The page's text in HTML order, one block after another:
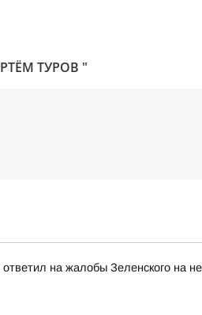
ТУРОВ "
на жалобы Зеленского на